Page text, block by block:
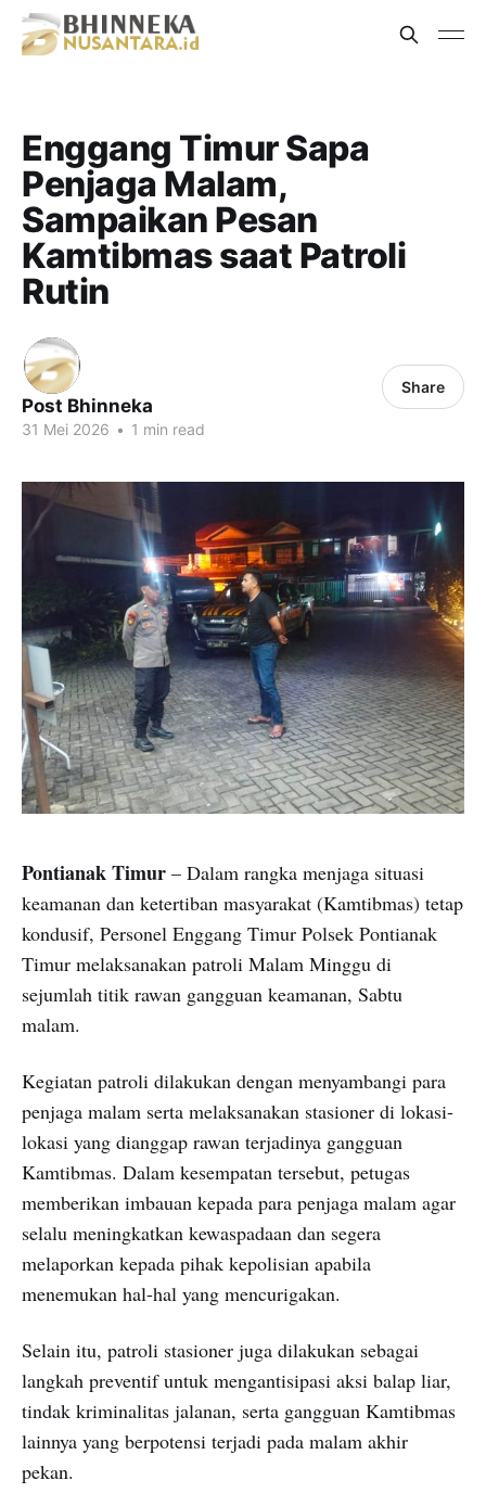
Enggang Timur Sapa
Penjaga Malam,
Sampaikan Pesan
Kamtibmas saat Patroli
Rutin
Post Bhinneka
31 Mei 2026 • 1 min read
Share
Pontianak Timur – Dalam rangka menjaga situasi
keamanan dan ketertiban masyarakat (Kamtibmas) tetap
kondusif, Personel Enggang Timur Polsek Pontianak
Timur melaksanakan patroli Malam Minggu di
sejumlah titik rawan gangguan keamanan, Sabtu
malam.
Kegiatan patroli dilakukan dengan menyambangi para
penjaga malam serta melaksanakan stasioner di lokasi-
lokasi yang dianggap rawan terjadinya gangguan
Kamtibmas. Dalam kesempatan tersebut, petugas
memberikan imbauan kepada para penjaga malam agar
selalu meningkatkan kewaspadaan dan segera
melaporkan kepada pihak kepolisian apabila
menemukan hal-hal yang mencurigakan.
Selain itu, patroli stasioner juga dilakukan sebagai
langkah preventif untuk mengantisipasi aksi balap liar,
tindak kriminalitas jalanan, serta gangguan Kamtibmas
lainnya yang berpotensi terjadi pada malam akhir
pekan.